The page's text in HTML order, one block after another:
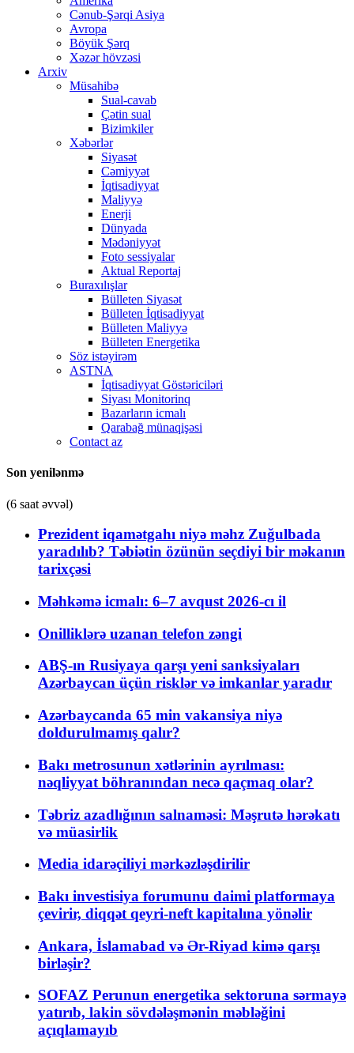
Cənub-Şərqi Asiya
Avropa
Böyük Şərq
Xəzər hövzəsi
Arxiv
Müsahibə
Sual-cavab
Çətin sual
Bizimkiler
Xəbərlər
Siyasət
Cəmiyyət
İqtisadiyyat
Maliyyə
Enerji
Dünyada
Mədəniyyət
Foto sessiyalar
Aktual Reportaj
Buraxılışlar
Bülleten Siyasət
Bülleten İqtisadiyyat
Bülleten Maliyyə
Bülleten Energetika
Söz istəyirəm
ASTNA
İqtisadiyyat Göstəriciləri
Siyası Monitorinq
Bazarların icmalı
Qarabağ münaqişəsi
Contact az
Son yenilənmə
(6 saat əvvəl)
Prezident iqamətgahı niyə məhz Zuğulbada
yaradılıb? Təbiətin özünün seçdiyi bir məkanın
tarixçəsi
Məhkəmə icmalı: 6–7 avqust 2026-cı il
Onilliklərə uzanan telefon zəngi
ABŞ-ın Rusiyaya qarşı yeni sanksiyaları
Azərbaycan üçün risklər və imkanlar yaradır
Azərbaycanda 65 min vakansiya niyə
doldurulmamış qalır?
Bakı metrosunun xətlərinin ayrılması:
nəqliyyat böhranından necə qaçmaq olar?
Təbriz azadlığının salnaməsi: Məşrutə hərəkatı
və müasirlik
Media idarəçiliyi mərkəzləşdirilir
Bakı investisiya forumunu daimi platformaya
çevirir, diqqət qeyri-neft kapitalına yönəlir
Ankara, İslamabad və Ər-Riyad kimə qarşı
birləşir?
SOFAZ Perunun energetika sektoruna sərmayə
yatırıb, lakin sövdələşmənin məbləğini
açıqlamayıb